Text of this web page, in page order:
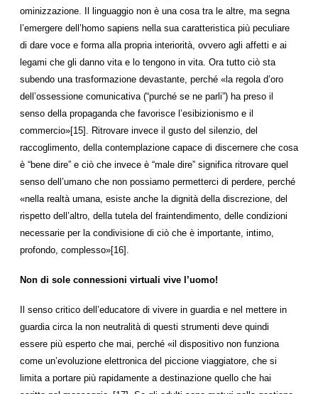
ominizzazione. Il linguaggio non è una cosa tra le altre, ma segna
l’emergere dell’homo sapiens nella sua caratteristica più peculiare
di dare voce e forma alla propria interiorità, ovvero agli affetti e ai
legami che gli danno vita e lo tengono in vita. Ora tutto ciò sta
subendo una trasformazione devastante, perché «la regola d’oro
dell’ossessione comunicativa (“purché se ne parli”) ha preso il
senso della propaganda che favorisce l’esibizionismo e il
commercio»[15]. Ritrovare invece il gusto del silenzio, del
raccoglimento, della contemplazione capace di discernere che cosa
è “bene dire” e ciò che invece è “male dire” significa ritrovare quel
senso dell’umano che non possiamo permetterci di perdere, perché
«nella realtà umana, esiste anche la dignità della discrezione, del
rispetto dell’altro, della tutela del fraintendimento, delle condizioni
necessarie per la condivisione di ciò che è importante, intimo,
profondo, complesso»[16].
Non di sole connessioni virtuali vive l’uomo!
Il senso critico dell’educatore di vivere in guardia e nel mettere in
guardia circa la non neutralità di questi strumenti deve quindi
essere più esperto che mai, perché «il dispositivo non funziona
come un’evoluzione elettronica del piccione viaggiatore, che si
limita a portare più rapidamente a destinazione quello che hai